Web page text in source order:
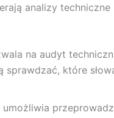
analizy
na audyt
sprawdzać, które